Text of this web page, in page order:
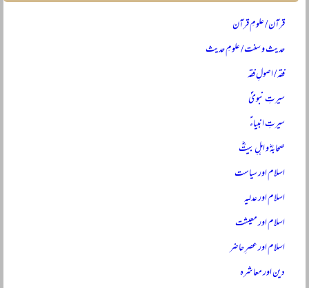
قرآن / علومِ قرآن
حدیث و سنت / علومِ حدیث
فقہ / اصولِ فقہ
سیرتِ نبویؐ
سیرتِ انبیاءؑ
صحابہؓ و اہلِ بیتؓ
اسلام اور سیاست
اسلام اور عدلیہ
اسلام اور معیشت
اسلام اور عصرِ حاضر
دین اور معاشرہ